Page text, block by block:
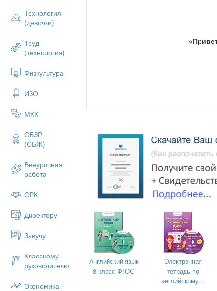
Технология
(девочки)
Труд
(технология)
Физкультура
ИЗО
МХК
ОБЗР
(ОБЖ)
Внеурочная
работа
ОРК
Директору
Завучу
Классному
руководителю
Экономика
MNOP QRST
UVW XYZ
Let’s sing the ABC
Let’s sing the ABC
Let’s sing the ABC
One, two, three.
Numbers . (Цифры).Учитель
Учитель на интерактивной доске
5+5=, 4+5=, 4+4=, 3+4=, 4+2=, 2+3=,
Form: 2 «
Teacher:Қаныбет А.Ғ.
Английский язык
8 класс ФГОС
Электронная
тетрадь по
английскому...